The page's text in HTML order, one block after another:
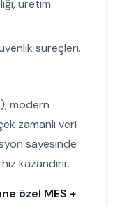
üretim
süreçleri.
modern
zamanlı veri
sayesinde
kazandırır.
özel MES +